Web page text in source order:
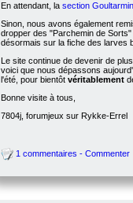
En attendant, la section
Sinon, nous avons également
dropper des "Parchemin de
désormais sur la fiche des larves
Le site continue de devenir de
voici que nous dépassons
l'été, pour bientôt véritablement
Bonne visite à tous,
7804j, forumjeux sur Rykke-Errel
1 commentaires - Commenter